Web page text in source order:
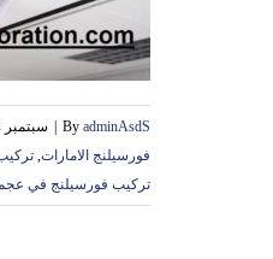
By adminAsdS سبتمبر 18th, 2021
فورسيلنج الامارات,
تركيب فورسيلنج في